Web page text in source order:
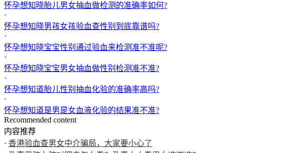
怀孕想知晓胎儿男女抽血做检测的准确率如何?
·
怀孕想知晓男孩女孩验血查性别到底靠谱吗?
·
怀孕想知晓宝宝性别通过验血来检测准不准呢?
·
怀孕想知晓宝宝男女抽血做性别检测准不准?
·
怀孕想知道胎儿性别抽血化验的准确率高吗?
·
怀孕想知道是男是女血液化验的结果准不准?
Recommended content
内容推荐
· 香港验血查男女中介骗局，大家要小心了